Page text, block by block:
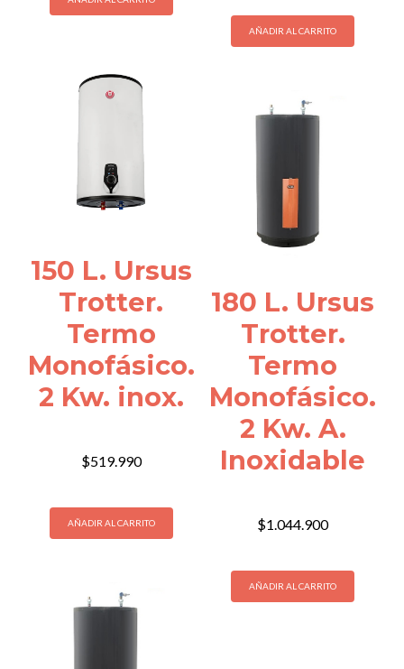
AÑADIR AL CARRITO
150 L. Ursus
Trotter.
Termo
Monofásico.
2 Kw. inox.
$519.990
AÑADIR AL CARRITO
180 L. Ursus
Trotter.
Termo
Monofásico.
2 Kw. A.
Inoxidable
$1.044.900
AÑADIR AL CARRITO